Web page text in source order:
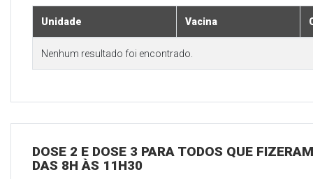
Unidade Vacina
Nenhum resultado foi encontrado.
DOSE 2 E DOSE 3 PARA TODOS QUE
DAS 8H ÀS 11H30